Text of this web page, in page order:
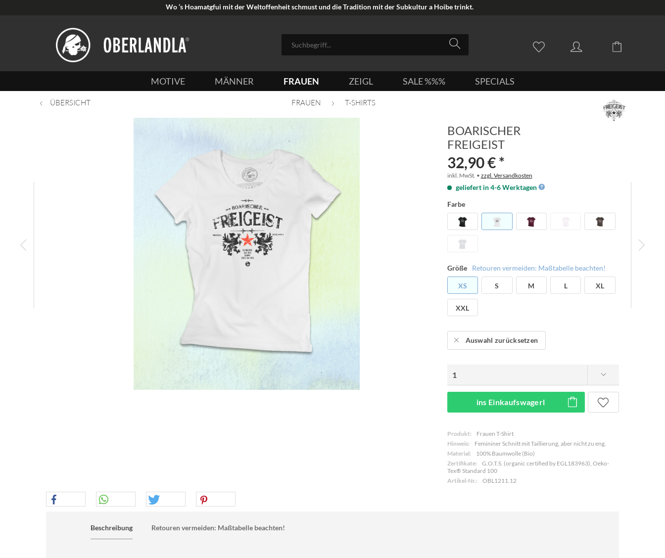
Wo ’s Hoamatgfui mit der Weltoffenheit schmust und die Tradition mit der Subkultur a Hoibe trinkt.
MOTIVE MÄNNER FRAUEN ZEIGL SALE %%% SPECIALS
ÜBERSICHT FRAUEN T-SHIRTS
BOARISCHER
FREIGEIST
32,90 € *
inkl. MwSt. • zzgl. Versandkosten
geliefert in 4-6 Werktagen
Farbe
Größe Retouren vermeiden: Maßtabelle beachten!
XS S M L XL
XXL
Auswahl zurücksetzen
ins Einkaufswagerl
Produkt:
Frauen T-Shirt
Hinweis:
Femininer Schnitt mit Taillierung, aber nicht zu eng.
Material:
100% Baumwolle (Bio)
Zertifikate:
G.O.T.S. (organic certified by EGL183963), Oeko-
Tex® Standard 100
Artikel-Nr.:
OBL1211.12
Beschreibung Retouren vermeiden: Maßtabelle beachten!